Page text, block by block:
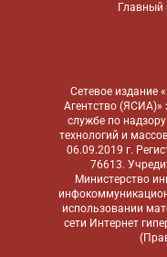
Главный
Сетевое издание
Агентство (ЯСИА)»
службе по
технологий и
06.09.2019 г.
76613.
Министерство
использовании
сети Интернет
(